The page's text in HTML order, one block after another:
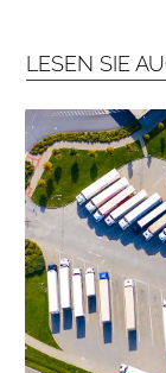
E
F
O
N
D
S
M
E
N
LESEN SIE